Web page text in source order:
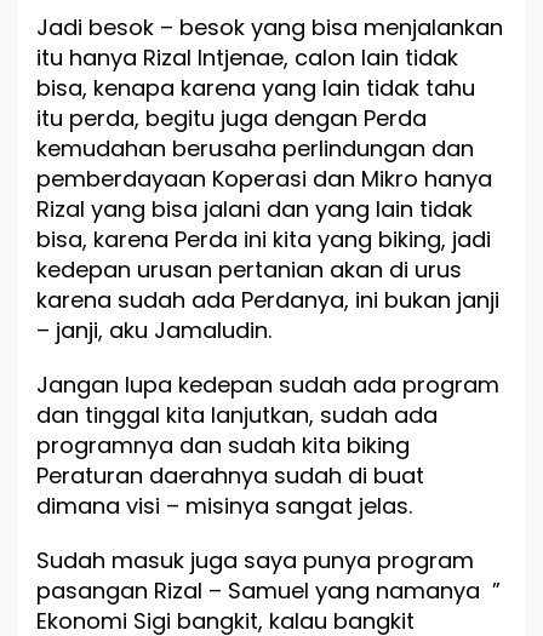
s
i
P
a
s
a
n
g
a
n
R
z
a
m
u
o
n
g
i
Jadi besok – besok yang bisa menjalankan
itu hanya Rizal Intjenae, calon lain tidak
bisa, kenapa karena yang lain tidak tahu
itu perda, begitu juga dengan Perda
kemudahan berusaha perlindungan dan
pemberdayaan Koperasi dan Mikro hanya
Rizal yang bisa jalani dan yang lain tidak
bisa, karena Perda ini kita yang biking, jadi
kedepan urusan pertanian akan di urus
karena sudah ada Perdanya, ini bukan janji
– janji, aku Jamaludin.
Jangan lupa kedepan sudah ada program
dan tinggal kita lanjutkan, sudah ada
programnya dan sudah kita biking
Peraturan daerahnya sudah di buat
dimana visi – misinya sangat jelas.
Sudah masuk juga saya punya program
pasangan Rizal – Samuel yang namanya ”
Ekonomi Sigi bangkit, kalau bangkit